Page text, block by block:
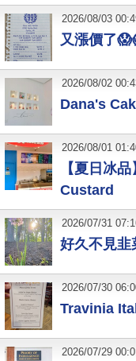
又漲價了
2026/08/03
Dana's
2026/08/02
【夏日冰
Custard
2026/08/01
好久不見韭
2026/07/31
Travinia
2026/07/30
2026/07/29